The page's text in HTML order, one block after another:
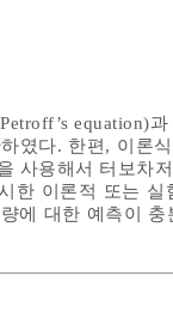
equation)과
였다. 한편, 이론
사용해서 터보차저
한 이론적 또는 실
에 대한 예측이 충